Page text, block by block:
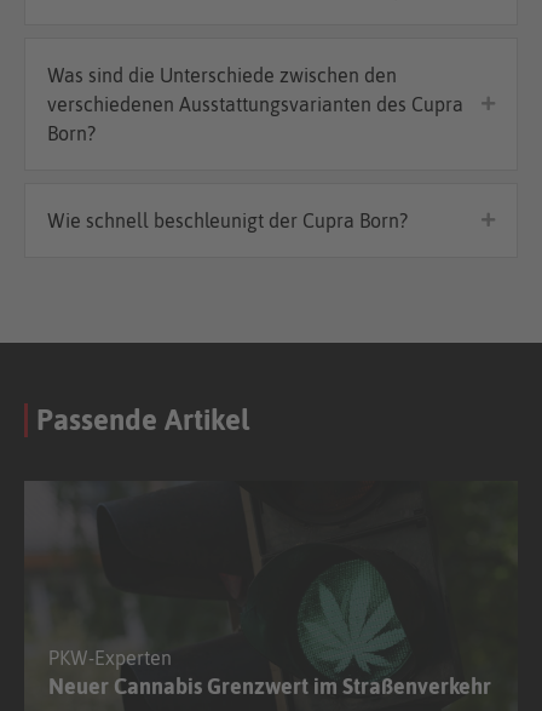
Was sind die Unterschiede zwischen den
verschiedenen Ausstattungsvarianten des Cupra
Born?
Wie schnell beschleunigt der Cupra Born?
Passende Artikel